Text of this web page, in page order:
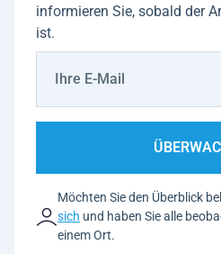
informieren Sie, sobald der
ist.
Möchten Sie den Überblick
sich und haben Sie alle
einem Ort.